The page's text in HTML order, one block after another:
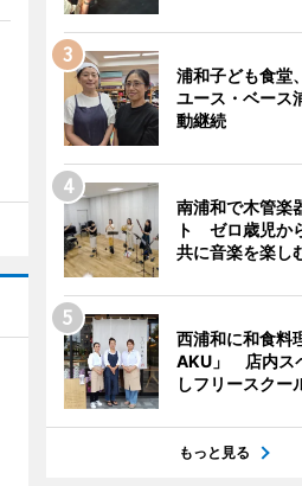
浦和子ども食堂
ユース・ベース
動継続
南浦和で木管楽
ト ゼロ歳児か
共に音楽を楽し
西浦和に和食料
AKU」 店内ス
しフリースクー
もっと見る